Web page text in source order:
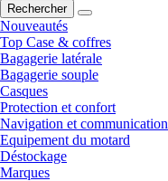
Rechercher
Nouveautés
Top Case & coffres
Bagagerie latérale
Bagagerie souple
Casques
Protection et confort
Navigation et communication
Equipement du motard
Déstockage
Marques